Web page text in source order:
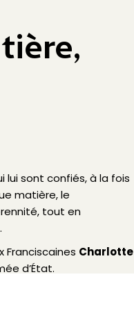
sont confiés, à la fois
matière, le
tout en
Charlotte
d’État.